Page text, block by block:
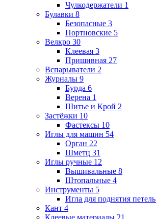
Чулкодержатели 1
Булавки 8
Безопасные 3
Портновские 5
Велкро 30
Клеевая 3
Пришивная 27
Вспарыватели 2
Журналы 9
Бурда 6
Верена 1
Шитье и Крой 2
Застёжки 10
Фастексы 10
Иглы для машин 54
Орган 22
Шметц 31
Иглы ручные 12
Вышивальные 8
Штопальные 4
Инструменты 5
Игла для поднятия петель
Кант 4
Клеевые материалы 21